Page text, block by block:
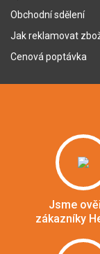
Obchodní sdělení
Jak reklamovat
Cenová poptávka
Jsme
zákazníky